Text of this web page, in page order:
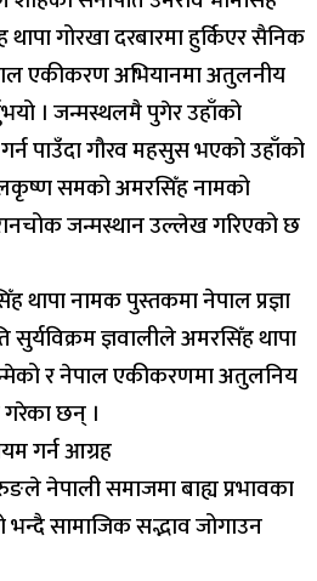
गोरखा दरबारमा हुर्किएर सैनिक
एकीकरण अभियानमा अतुलनीय
। जन्मस्थलमै पुगेर उहाँको
पाउँदा गौरव महसुस भएको उहाँको
समको अमरसिँह नामको
जन्मस्थान उल्लेख गरिएको छ
थापा नामक पुस्तकमा नेपाल प्रज्ञा
सुर्यविक्रम ज्ञवालीले अमरसिँह थापा
र नेपाल एकीकरणमा अतुलनिय
छन् ।
गर्न आग्रह
नेपाली समाजमा बाह्य प्रभावका
सामाजिक सद्भाव जोगाउन